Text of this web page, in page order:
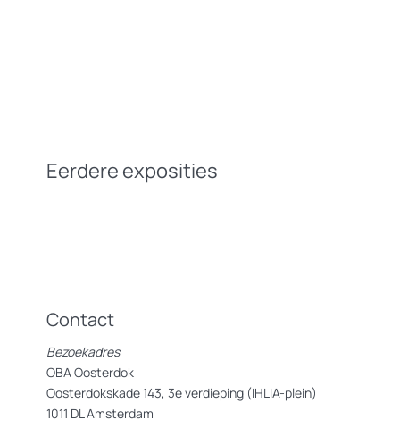
Eerdere exposities
Contact
Bezoekadres
OBA Oosterdok
Oosterdokskade 143, 3e verdieping (IHLIA-plein)
1011 DL Amsterdam